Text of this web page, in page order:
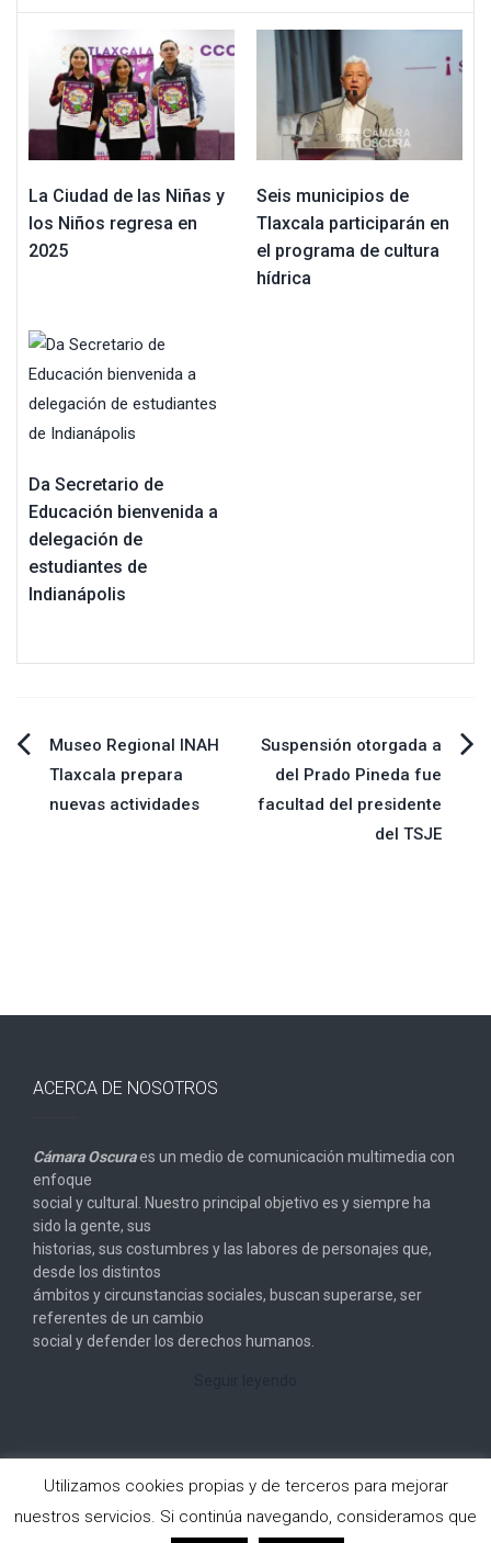
La Ciudad de las Niñas y
los Niños regresa en
2025
Seis municipios de
Tlaxcala participarán en
el programa de cultura
hídrica
Da Secretario de
Educación bienvenida a
delegación de
estudiantes de
Indianápolis
Navegación
de
Museo Regional INAH
Tlaxcala prepara
nuevas actividades
Suspensión otorgada a
del Prado Pineda fue
facultad del presidente
del TSJE
ACERCA DE NOSOTROS
Cámara Oscuraes un medio de comunicación multimedia con
enfoque
social y cultural. Nuestro principal objetivo es y siempre ha
sido la gente, sus
historias, sus costumbres y las labores de personajes que,
desde los distintos
ámbitos y circunstancias sociales, buscan superarse, ser
referentes de un cambio
social y defender los derechos humanos.
Copyright © 2026Cámara Oscura. All rights reserved.
Utilizamos cookies propias y de terceros para mejorar
nuestros servicios. Si continúa navegando, consideramos que